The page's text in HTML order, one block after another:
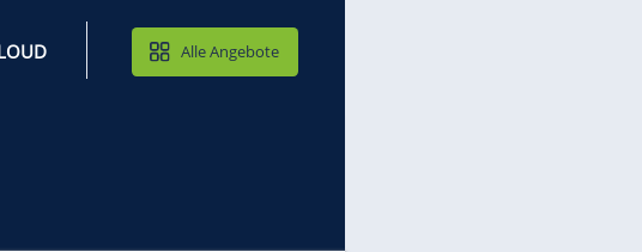
MAIL & CLOUD